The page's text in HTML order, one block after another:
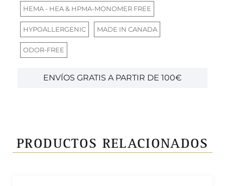
HEMA - HEA & HPMA-MONOMER FREE
HYPOALLERGENIC MADE IN CANADA
ODOR-FREE
ENVÍOS GRATIS A PARTIR DE 100€
PRODUCTOS RELACIONADOS